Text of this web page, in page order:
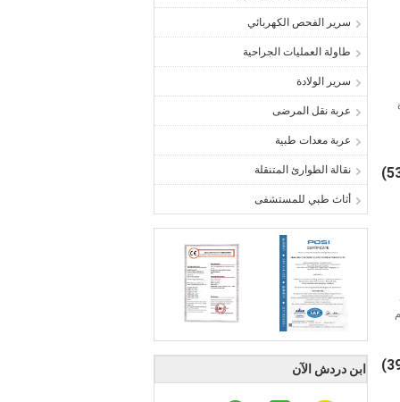
سرير الفحص الكهربائي
طاولة العمليات الجراحية
سرير الولادة
عربة نقل المرضى
عربة معدات طبية
نقالة الطوارئ المتنقلة
أثاث طبي للمستشفى
ابن دردش الآن